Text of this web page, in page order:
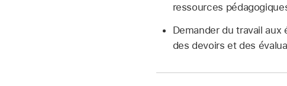
ressources
Demander du travail
des devoirs et des